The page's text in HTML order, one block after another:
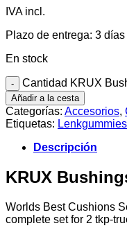
IVA incl.
Plazo de entrega: 3 días
En stock
Cantidad KRUX
Añadir a la cesta
Categorías: Accesorios,
Etiquetas: Lenkgummies
Descripción
KRUX
Worlds Best Cushions
complete set for 2 tkp-